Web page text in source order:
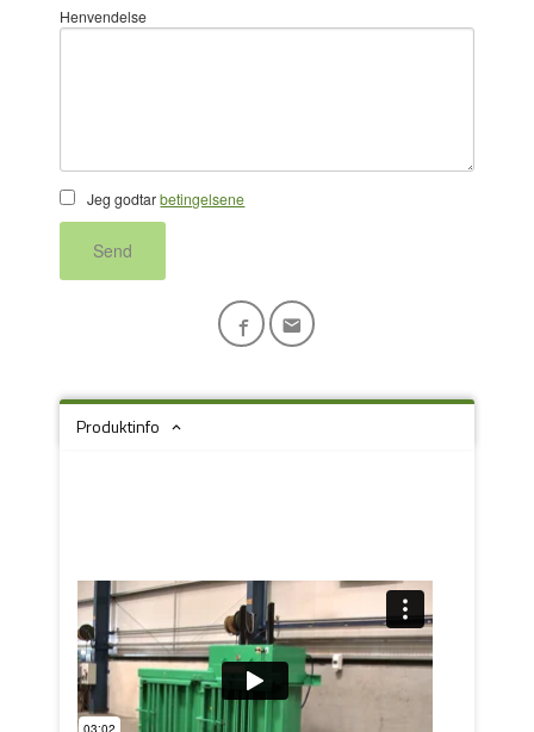
Henvendelse
Jeg godtarbetingelsene
Send
Produktinfo